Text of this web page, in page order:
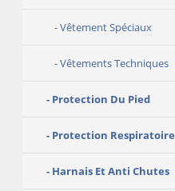
Vêtement Spéciaux
Vêtements Techniques
Protection Du Pied
Protection Respiratoire
Harnais Et Anti Chutes